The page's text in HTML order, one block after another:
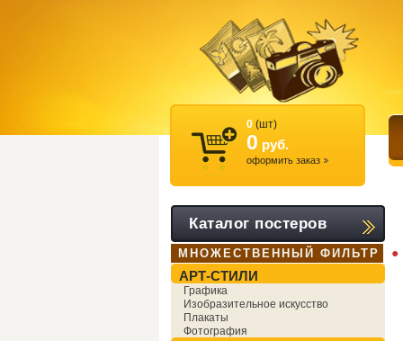
0 (шт)
0 руб.
оформить заказ
Каталог постеров
МНОЖЕСТВЕННЫЙ ФИЛЬТР ●
АРТ-СТИЛИ
Графика
Изобразительное искусство
Плакаты
Фотография